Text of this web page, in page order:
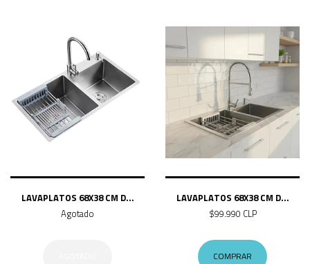
LAVAPLATOS 68X38 CM D...
Agotado
LAVAPLATOS 68X38 CM D...
$99.990 CLP
COMPRAR